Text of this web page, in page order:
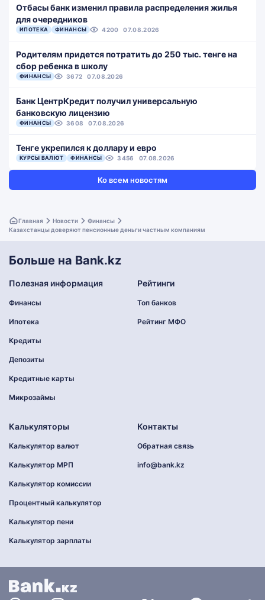
Отбасы банк изменил правила распределения жилья
для очередников
ИПОТЕКА ФИНАНСЫ 4200 07.08.2026
Родителям придется потратить до 250 тыс. тенге на
сбор ребенка в школу
ФИНАНСЫ 3672 07.08.2026
Банк ЦентрКредит получил универсальную
банковскую лицензию
ФИНАНСЫ 3608 07.08.2026
Тенге укрепился к доллару и евро
КУРСЫ ВАЛЮТ ФИНАНСЫ 3456 07.08.2026
Ко всем новостям
Главная Новости
Финансы
Казахстанцы доверяют пенсионные деньги частным компаниям
Больше на Bank.kz
Полезная информация
Финансы
Ипотека
Кредиты
Депозиты
Кредитные карты
Микрозаймы
Рейтинги
Топ банков
Рейтинг МФО
Калькуляторы
Калькулятор валют
Калькулятор МРП
Калькулятор комиссии
Процентный калькулятор
Калькулятор пени
Калькулятор зарплаты
Контакты
Обратная связь
info@bank.kz